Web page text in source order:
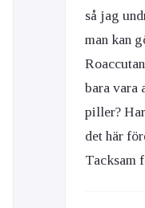
så jag
man kan
bara vara
piller?
det här
Tacksam